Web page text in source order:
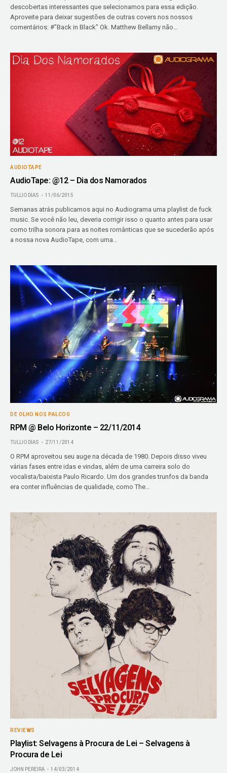
descobertas interessantes que selecionamos para essa edição.
Aproveite para deixar sugestões de outras covers nos nossos
comentários: #”Back in Black” Ok. Matthew Bellamy não…
AUDIOTAPE
AudioTape: @12 – Dia dos Namorados
TULLIO DIAS 11/06/2015
Semanas atrás publicamos aqui no Audiograma uma playlist de fuck
music. Se você não leu, deveria corrigir isso o quanto antes para usar
como trilha sonora para as noites românticas que se sucederão após
a nossa nova AudioTape, com uma…
DE OLHO NOS PALCOS
RPM @ Belo Horizonte – 22/11/2014
TULLIO DIAS 27/11/2014
O RPM aproveitou seu auge na década de 1980. Depois disso viveu
várias fases entre idas e vindas, além de uma carreira solo do
vocalista/baixista Paulo Ricardo. Um dos grandes trunfos da banda
era conter influências de qualidade, como The…
REVIEWS
Playlist: Selvagens à Procura de Lei – Selvagens à
Procura de Lei
JOHN PEREIRA 14/03/2014